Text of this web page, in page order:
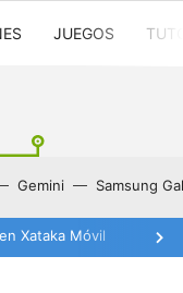
JUEGOS
Gemini Samsung
Xataka Móvil